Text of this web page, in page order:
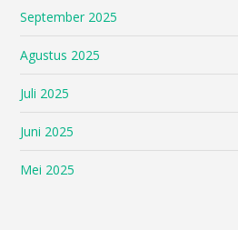
September 2025
Agustus 2025
Juli 2025
Juni 2025
Mei 2025